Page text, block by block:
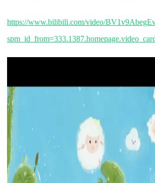
https://www.bilibili.com/video/